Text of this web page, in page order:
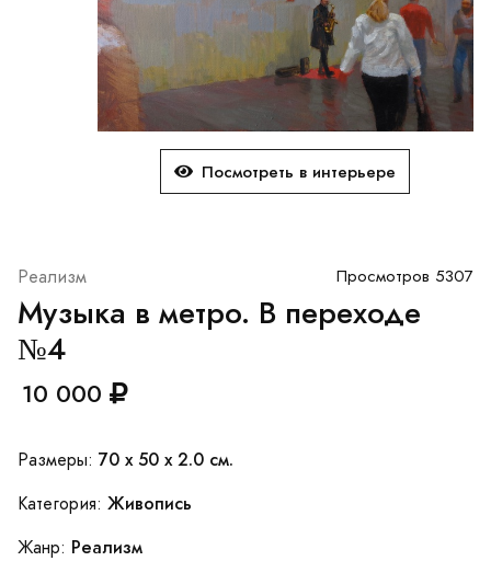
Посмотреть в интерьере
Реализм Просмотров 5307
Музыка в метро. В переходе
№4
10 000
Размеры: 70 x 50 x 2.0 см.
Категория: Живопись
Жанр: Реализм